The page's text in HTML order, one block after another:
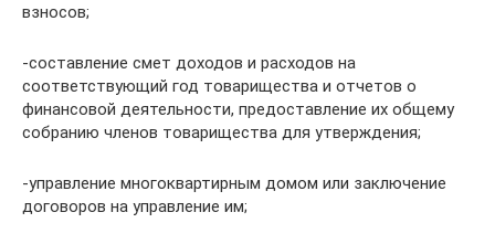
взносов;
-составление смет доходов и расходов на
соответствующий год товарищества и отчетов о
финансовой деятельности, предоставление их общему
собранию членов товарищества для утверждения;
-управление многоквартирным домом или заключение
договоров на управление им;